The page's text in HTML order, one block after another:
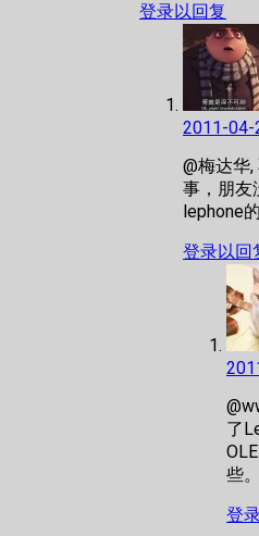
登录以回复
2011-04-
@梅达华
事，朋友
lephone
登录以回
了
些。
登